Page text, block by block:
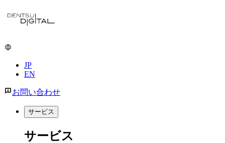
JP
EN
お問い合わせ
サービス
サービス